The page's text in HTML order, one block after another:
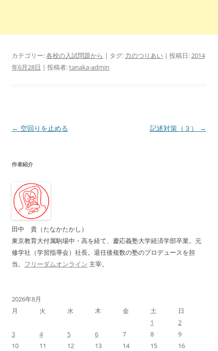
カテゴリー:各校の入試問題から | タグ: 力のつりあい | 投稿日:2014
年6月28日 | 投稿者:tanaka-admin
投
ビ
ー
シ
ン
← 空回りを止める 記述対策（３） →
作者紹介
田中 貴（たなかたかし）
東京教育大付属駒場中・高を経て、慶応義塾大学経済学部卒業。元
修学社（学習指導会）社長。退任後複数の塾のプロデュースを担
当。 フリーダムオンライン 主宰。
2026年8月
月
火 水 木 金 土
日
1
2
3
4 5 6 7 8
9
10
11 12 13 14 15
16